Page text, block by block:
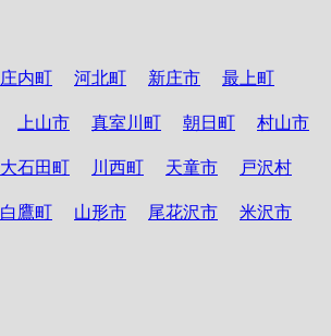
庄内町 河北町 新庄市 最上町
上山市 真室川町 朝日町 村山市
大石田町 川西町 天童市 戸沢村
白鷹町 山形市 尾花沢市 米沢市